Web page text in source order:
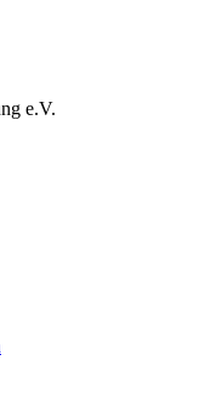
e.V.